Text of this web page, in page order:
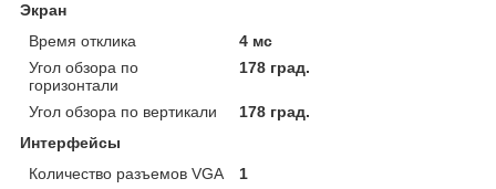
Экран
Время отклика
4 мс
Угол обзора по
горизонтали
178 град.
Угол обзора по вертикали
178 град.
Интерфейсы
Количество разъемов VGA
1